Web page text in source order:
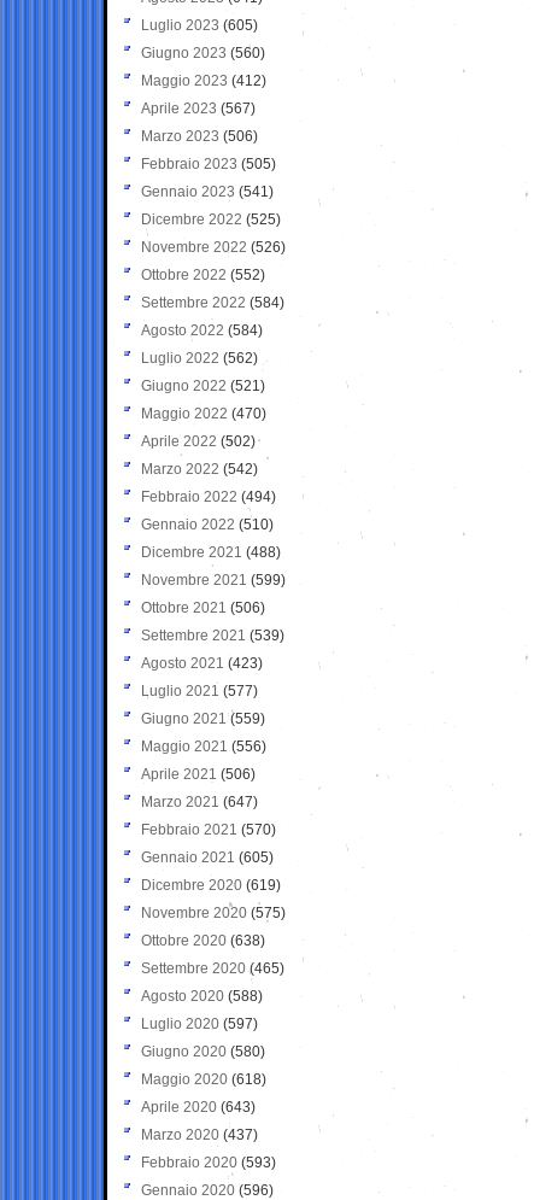
Luglio 2023 (605)
Giugno 2023 (560)
Maggio 2023 (412)
Aprile 2023 (567)
Marzo 2023 (506)
Febbraio 2023 (505)
Gennaio 2023 (541)
Dicembre 2022 (525)
Novembre 2022 (526)
Ottobre 2022 (552)
Settembre 2022 (584)
Agosto 2022 (584)
Luglio 2022 (562)
Giugno 2022 (521)
Maggio 2022 (470)
Aprile 2022 (502)
Marzo 2022 (542)
Febbraio 2022 (494)
Gennaio 2022 (510)
Dicembre 2021 (488)
Novembre 2021 (599)
Ottobre 2021 (506)
Settembre 2021 (539)
Agosto 2021 (423)
Luglio 2021 (577)
Giugno 2021(559)
Maggio 2021 (556)
Aprile 2021 (506)
Marzo 2021 (647)
Febbraio 2021 (570)
Gennaio 2021 (605)
Dicembre 2020 (619)
Novembre 2020 (575)
Ottobre 2020 (638)
Settembre 2020(465)
Agosto 2020 (588)
Luglio 2020 (597)
Giugno 2020 (580)
Maggio 2020 (618)
Aprile 2020 (643)
Marzo 2020 (437)
Febbraio 2020 (593)
Gennaio 2020 (596)